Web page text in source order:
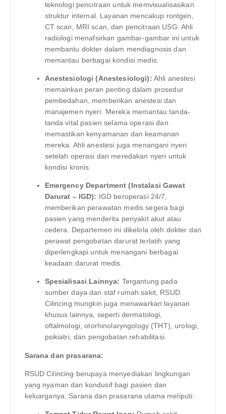
teknologi pencitraan untuk memvisualisasikan
struktur internal. Layanan mencakup rontgen,
CT scan, MRI scan, dan pencitraan USG. Ahli
radiologi menafsirkan gambar-gambar ini untuk
membantu dokter dalam mendiagnosis dan
memantau berbagai kondisi medis.
Anestesiologi (Anestesiologi): Ahli anestesi
memainkan peran penting dalam prosedur
pembedahan, memberikan anestesi dan
manajemen nyeri. Mereka memantau tanda-
tanda vital pasien selama operasi dan
memastikan kenyamanan dan keamanan
mereka. Ahli anestesi juga menangani nyeri
setelah operasi dan meredakan nyeri untuk
kondisi kronis.
Emergency Department (Instalasi Gawat
Darurat – IGD): IGD beroperasi 24/7,
memberikan perawatan medis segera bagi
pasien yang menderita penyakit akut atau
cedera. Departemen ini dikelola oleh dokter dan
perawat pengobatan darurat terlatih yang
diperlengkapi untuk menangani berbagai
keadaan darurat medis.
Spesialisasi Lainnya: Tergantung pada
sumber daya dan staf rumah sakit, RSUD
Cilincing mungkin juga menawarkan layanan
khusus lainnya, seperti dermatologi,
oftalmologi, otorhinolaryngology (THT), urologi,
psikiatri, dan pengobatan rehabilitasi.
Sarana dan prasarana:
RSUD Cilincing berupaya menyediakan lingkungan
yang nyaman dan kondusif bagi pasien dan
keluarganya. Sarana dan prasarana utama meliputi: